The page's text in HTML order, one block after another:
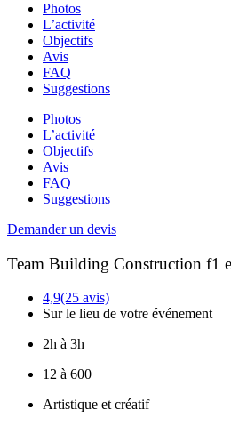
Photos
L’activité
Objectifs
Avis
FAQ
Suggestions
Photos
L’activité
Objectifs
Avis
FAQ
Suggestions
Demander un devis
Team Building Construction f1
4,9(25 avis)
Sur le lieu de votre événement
2h à 3h
12 à 600
Artistique et créatif